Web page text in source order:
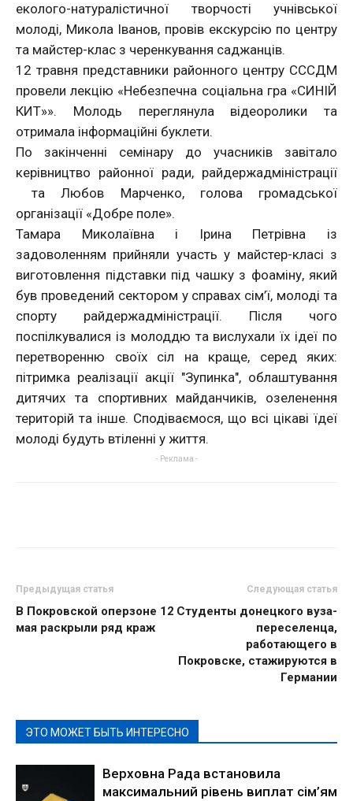
еколого-натуралістичної творчості учнівської
молоді, Микола Іванов, провів екскурсію по центру
та майстер-клас з черенкування саджанців.
12 травня представники районного центру СССДМ
провели лекцію «Небезпечна соціальна гра «СИНІЙ
КИТ»». Молодь переглянула відеоролики та
отримала інформаційні буклети.
По закінченні семінару до учасників завітало
керівництво районної ради, райдержадміністрації
та Любов Марченко, голова громадської
організації «Добре поле».
Тамара Миколаївна і Ірина Петрівна із
задоволенням прийняли участь у майстер-класі з
виготовлення підставки під чашку з фоаміну, який
був проведений сектором у справах сім’ї, молоді та
спорту райдержадміністрації. Після чого
поспілкувалися із молоддю та вислухали їх ідеї по
перетворенню своїх сіл на краще, серед яких:
пітримка реалізації акції "Зупинка", облаштування
дитячих та спортивних майданчиків, озеленення
територій та інше. Сподіваємося, що всі цікаві їдеї
молоді будуть втіленні у життя.
- Реклама -
Предыдущая статья
В Покровской оперзоне 12
мая раскрыли ряд краж
Следующая статья
Студенты донецкого вуза-
переселенца,
работающего в
Покровске, стажируются в
Германии
ЭТО МОЖЕТ БЫТЬ ИНТЕРЕСНО
Верховна Рада встановила
максимальний рівень виплат сім’ям